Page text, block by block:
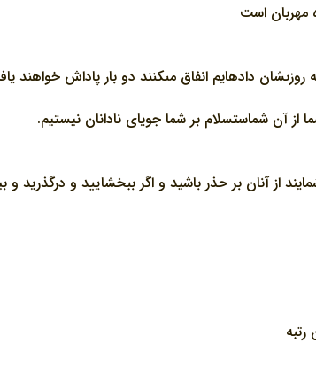
مهربان است
داده‏ايم انفاق مى‏كنند دو بار پاداش خواهند
از آن شماست‏سلام بر شما جوياى نادانان نيستيم.
آنان بر حذر باشيد و اگر ببخشاييد و درگذريد و